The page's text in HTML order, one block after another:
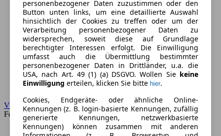
VW
Forum
personenbezogener Daten zuzustimmen oder den
Button unten links, um eine detaillierte Auswahl
hinsichtlich der Cookies zu treffen oder um der
Verarbeitung personenbezogener Daten zu
widersprechen, soweit diese auf Grundlage
berechtigter Interessen erfolgt. Die Einwilligung
umfasst auch die Übermittlung bestimmter
personenbezogener Daten in Drittländer, u.a. die
USA, nach Art. 49 (1) (a) DSGVO. Wollen Sie keine
Einwilligung erteilen, klicken Sie bitte hier.
Cookies, Endgeräte- oder ähnliche Online-
Kennungen (z. B. login-basierte Kennungen, zufällig
generierte Kennungen, netzwerkbasierte
Kennungen) können zusammen mit anderen